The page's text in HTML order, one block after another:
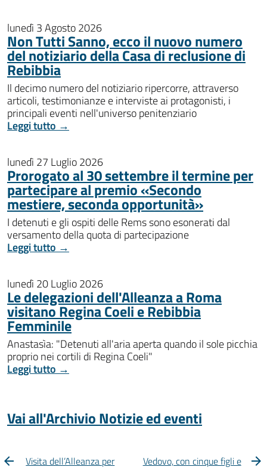
lunedì 3 Agosto 2026
Non Tutti Sanno, ecco il nuovo numero
del notiziario della Casa di reclusione di
Rebibbia
Il decimo numero del notiziario ripercorre, attraverso
articoli, testimonianze e interviste ai protagonisti, i
principali eventi nell'universo penitenziario
Leggi tutto →
lunedì 27 Luglio 2026
Prorogato al 30 settembre il termine per
partecipare al premio «Secondo
mestiere, seconda opportunità»
I detenuti e gli ospiti delle Rems sono esonerati dal
versamento della quota di partecipazione
Leggi tutto →
lunedì 20 Luglio 2026
Le delegazioni dell'Alleanza a Roma
visitano Regina Coeli e Rebibbia
Femminile
Anastasìa: "Detenuti all'aria aperta quando il sole picchia
proprio nei cortili di Regina Coeli"
Leggi tutto →
Vai all'Archivio Notizie ed eventi
Visita dell’Alleanza per
Vedovo, con cinque figli e